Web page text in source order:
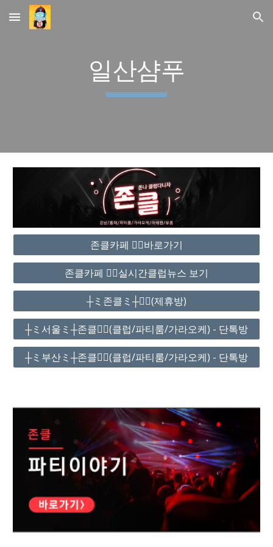
Skip to main content Skip to navigation
일산샴푸
존클카페 ❤️‍🔥바로가기
존클카페 ❤️‍🔥실시간클럽뉴스 보기
┼ミ존클ミ┼❤️‍🔥(제휴방)
┼ミ서울ミ┼존클❤️‍🔥(클럽/파티룸/가라오케) - 단톡방
┼ミ부산ミ┼존클❤️‍🔥(클럽/파티룸/가라오케) - 단톡방